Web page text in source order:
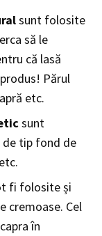
sunt folosite
să le
că lasă
Părul
etc.
sunt
tip fond de
fi folosite și
cremoase. Cel
în